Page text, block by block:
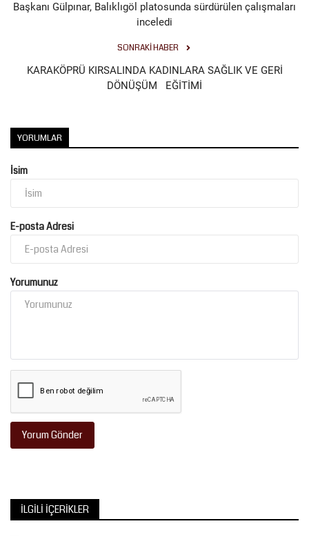
Başkanı Gülpınar, Balıklıgöl platosunda sürdürülen çalışmaları
inceledi
SONRAKI HABER
KARAKÖPRÜ KIRSALINDA KADINLARA SAĞLIK VE GERİ
DÖNÜŞÜM EĞİTİMİ
YORUMLAR
İsim
E-posta Adresi
Yorumunuz
Yorum Gönder
İLGILI İÇERIKLER